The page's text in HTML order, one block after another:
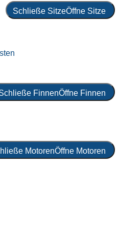
Schließe SitzeÖffne Sitze
FinnenÖffne Finnen
MotorenÖffne Motoren